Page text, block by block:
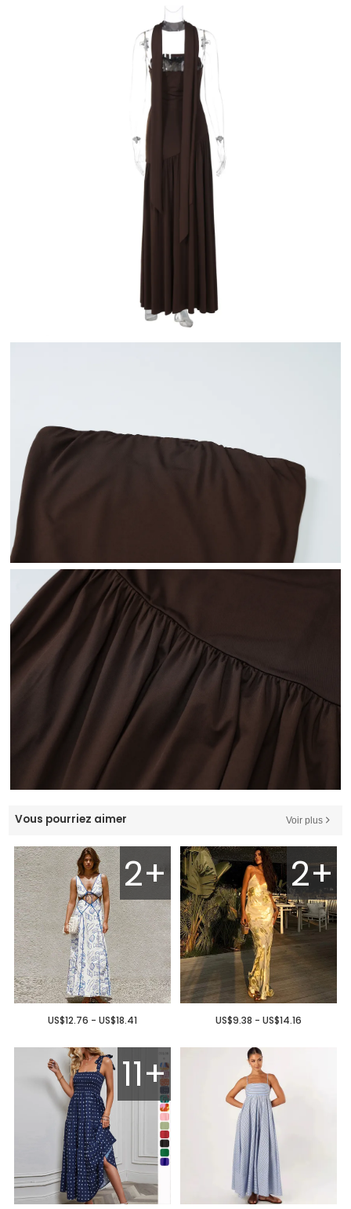
Vous pourriez aimer Voir plus
2+
US$12.76 - US$18.41
2+
US$9.38 - US$14.16
11+